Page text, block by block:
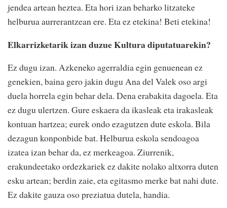
jendea artean heztea. Eta hori izan beharko litzateke
helburua aurrerantzean ere. Eta ez etekina! Beti etekina!
Elkarrizketarik izan duzue Kultura diputatuarekin?
Ez dugu izan. Azkeneko agerraldia egin genuenean ez
genekien, baina gero jakin dugu Ana del Valek oso argi
duela horrela egin behar dela. Dena erabakita dagoela. Eta
ez dugu ulertzen. Gure eskaera da ikasleak eta irakasleak
kontuan hartzea; eurek ondo ezagutzen dute eskola. Bila
dezagun konponbide bat. Helburua eskola sendoagoa
izatea izan behar da, ez merkeagoa. Ziurrenik,
erakundeetako ordezkariek ez dakite nolako altxorra duten
esku artean; berdin zaie, eta egitasmo merke bat nahi dute.
Ez dakite gauza oso preziatua dutela, handia.